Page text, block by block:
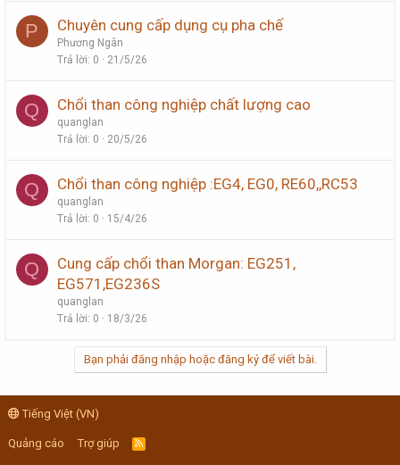
P Chuyên cung cấp dụng cụ pha chế
Phương Ngân
Trả lời 0 21/5/26
Q Chổi than công nghiệp chất lượng cao
quanglan
Trả lời 0 20/5/26
Q Chổi than công nghiệp :EG4, EG0, RE60,,RC53
quanglan
Trả lời 0 15/4/26
Q
Cung cấp chổi than Morgan: EG251,
EG571,EG236S
quanglan
Trả lời 0 18/3/26
Bạn phải đăng nhập hoặc đăng ký để viết bài.
Tiếng Việt (VN)
Quảng cáo Trợ giúp
R
S